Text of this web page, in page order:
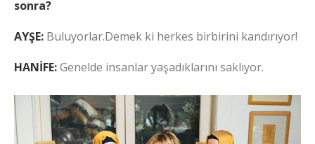
sonra?
AYŞE: Buluyorlar.Demek ki herkes birbirini kandırıyor!
HANİFE:Genelde insanlar yaşadıklarını saklıyor.